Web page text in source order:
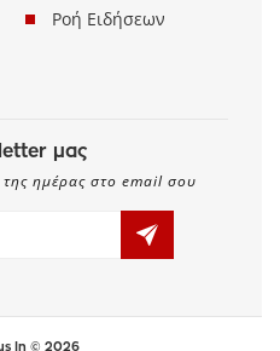
Τουρισμός
μας
της ημέρας στο email σου